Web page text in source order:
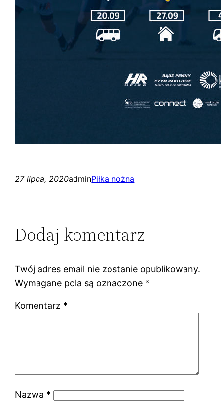
27 lipca, 2020adminPiłka nożna
Dodaj komentarz
Twój adres email nie zostanie opublikowany.
Wymagane pola są oznaczone *
Komentarz *
Nazwa *